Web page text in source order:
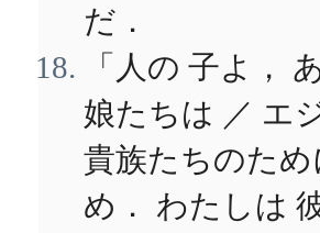
だ．
「人の 子よ，
娘たちは ／ エ
貴族たちのため
め． わたしは